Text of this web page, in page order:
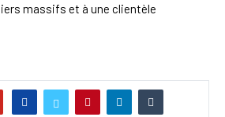
massifs et à une clientèle